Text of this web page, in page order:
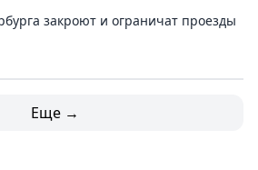
закроют и ограничат проезды
Еще →